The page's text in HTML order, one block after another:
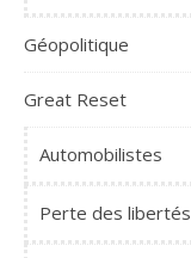
Géopolitique
Great Reset
Automobilistes
Perte des libertés